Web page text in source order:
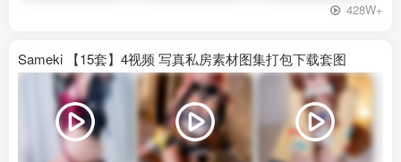
428W+
Sameki 【15套】4视频 写真私房素材图集打包下载套图